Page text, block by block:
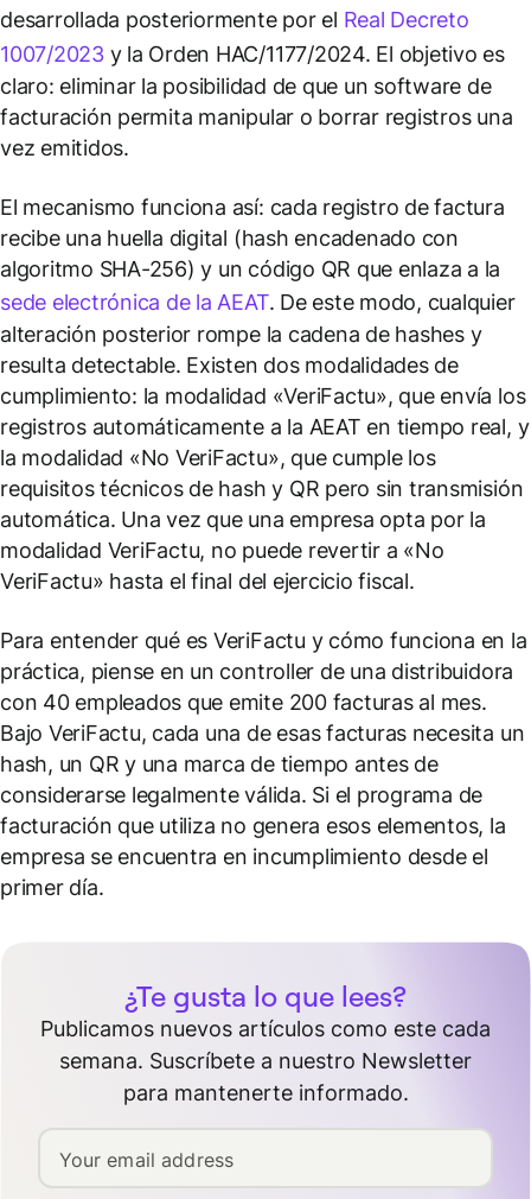
desarrollada posteriormente por el Real Decreto
1007/2023y la Orden HAC/1177/2024. El objetivo es
claro: eliminar la posibilidad de que un software de
facturación permita manipular o borrar registros una
vez emitidos.
El mecanismo funciona así: cada registro de factura
recibe una huella digital (hash encadenado con
algoritmo SHA-256) y un código QR que enlaza a la
sede electrónica de la AEAT. De este modo, cualquier
alteración posterior rompe la cadena de hashes y
resulta detectable. Existen dos modalidades de
cumplimiento: la modalidad «VeriFactu», que envía los
registros automáticamente a la AEAT en tiempo real, y
la modalidad «No VeriFactu», que cumple los
requisitos técnicos de hash y QR pero sin transmisión
automática. Una vez que una empresa opta por la
modalidad VeriFactu, no puede revertir a «No
VeriFactu» hasta el final del ejercicio fiscal.
Para entender qué es VeriFactu y cómo funciona en la
práctica, piense en un controller de una distribuidora
con 40 empleados que emite 200 facturas al mes.
Bajo VeriFactu, cada una de esas facturas necesita un
hash, un QR y una marca de tiempo antes de
considerarse legalmente válida. Si el programa de
facturación que utiliza no genera esos elementos, la
empresa se encuentra en incumplimiento desde el
primer día.
¿Te gusta lo que lees?
Publicamos nuevos artículos como este cada
semana. Suscríbete a nuestro Newsletter
para mantenerte informado.
Your email address